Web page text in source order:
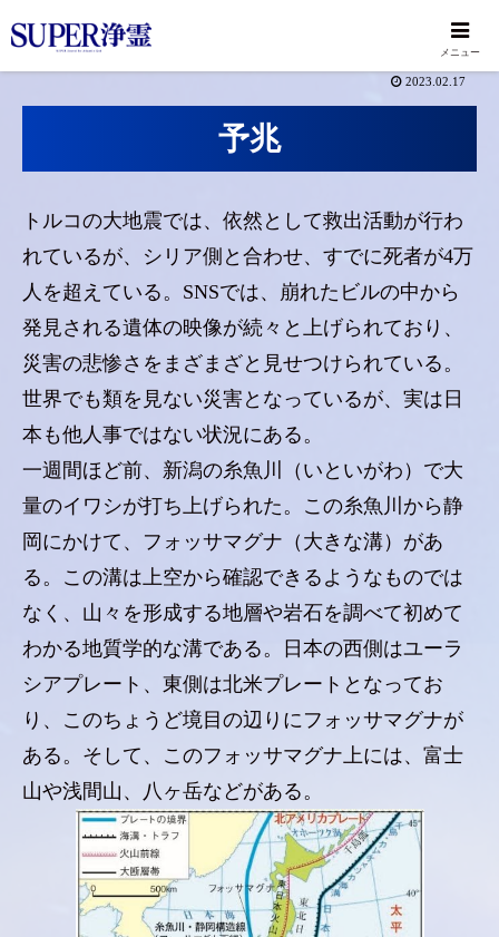
2023.02.17
予兆
トルコの大地震では、依然として救出活動が行わ
れているが、シリア側と合わせ、すでに死者が4万
人を超えている。SNSでは、崩れたビルの中から
発見される遺体の映像が続々と上げられており、
災害の悲惨さをまざまざと見せつけられている。
世界でも類を見ない災害となっているが、実は日
本も他人事ではない状況にある。
一週間ほど前、新潟の糸魚川（いといがわ）で大
量のイワシが打ち上げられた。この糸魚川から静
岡にかけて、フォッサマグナ（大きな溝）があ
る。この溝は上空から確認できるようなものでは
なく、山々を形成する地層や岩石を調べて初めて
わかる地質学的な溝である。日本の西側はユーラ
シアプレート、東側は北米プレートとなってお
り、このちょうど境目の辺りにフォッサマグナが
ある。そして、このフォッサマグナ上には、富士
山や浅間山、八ヶ岳などがある。
メニュー